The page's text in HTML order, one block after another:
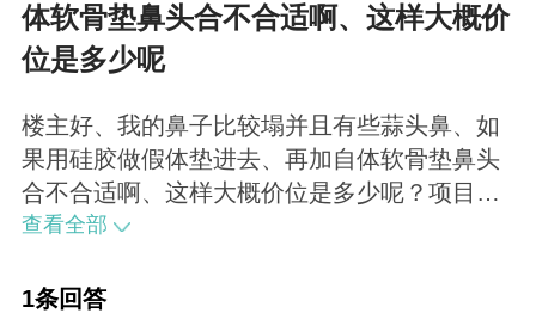
体软骨垫鼻头合不合适啊、这样大概价
位是多少呢
楼主好、我的鼻子比较塌并且有些蒜头鼻、如
果用硅胶做假体垫进去、再加自体软骨垫鼻头
合不合适啊、这样大概价位是多少呢？项目很
合适，价位在20000+了。
查看全部
1条回答